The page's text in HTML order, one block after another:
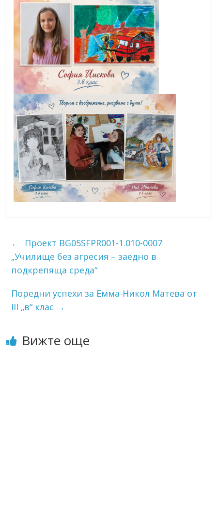
←
Проект BG05SFPR001-1.010-0007
„Училище без агресия – заедно в
подкрепяща среда“
Поредни успехи за Емма-Никол Матева от
III „в“ клас →
Вижте още